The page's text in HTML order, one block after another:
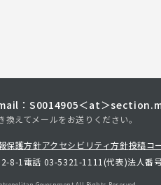
：S0014905＜at＞
えてメールをお送りください。
保護方針アクセシビリティ方針投稿コ
8-1 電話 03-5321-1111(代表)法人番